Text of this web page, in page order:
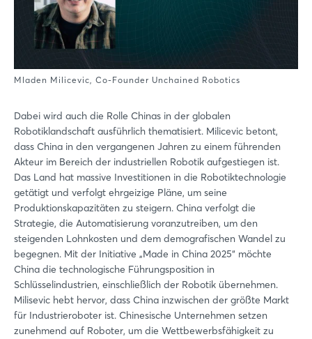
Mladen Milicevic, Co-Founder Unchained Robotics
Dabei wird auch die Rolle Chinas in der globalen
Robotiklandschaft ausführlich thematisiert. Milicevic betont,
dass China in den vergangenen Jahren zu einem führenden
Akteur im Bereich der industriellen Robotik aufgestiegen ist.
Das Land hat massive Investitionen in die Robotiktechnologie
getätigt und verfolgt ehrgeizige Pläne, um seine
Produktionskapazitäten zu steigern. China verfolgt die
Strategie, die Automatisierung voranzutreiben, um den
steigenden Lohnkosten und dem demografischen Wandel zu
begegnen. Mit der Initiative „Made in China 2025“ möchte
China die technologische Führungsposition in
Schlüsselindustrien, einschließlich der Robotik übernehmen.
Milisevic hebt hervor, dass China inzwischen der größte Markt
für Industrieroboter ist. Chinesische Unternehmen setzen
zunehmend auf Roboter, um die Wettbewerbsfähigkeit zu